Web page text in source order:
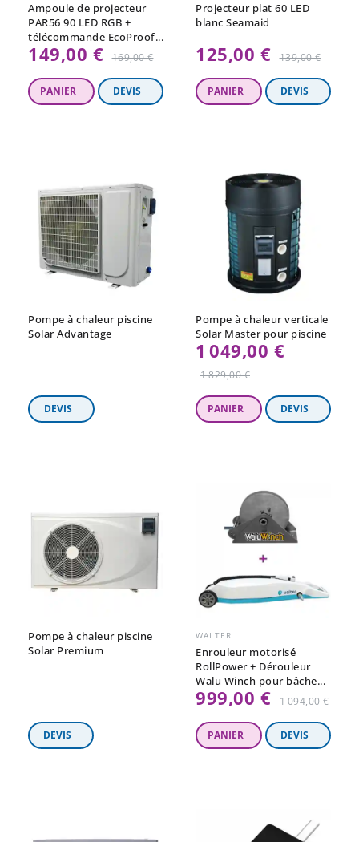
Ampoule de projecteur
PAR56 90 LED RGB +
télécommande EcoProof...
149,00 € Prix
​​
régulier
169,00 €
Projecteur plat 60 LED
blanc Seamaid
125,00 € Prix
​​
régulier
139,00 €
Pompe à chaleur piscine
Solar Advantage
Pompe à chaleur verticale
Solar Master pour piscine
1 049,00 €Prix
régulier
1 829,00 €
Pompe à chaleur piscine
Solar Premium
WALTER
Enrouleur motorisé
RollPower + Dérouleur
Walu Winch pour bâche...
999,00 € Prix
​​
régulier
1 094,00 €